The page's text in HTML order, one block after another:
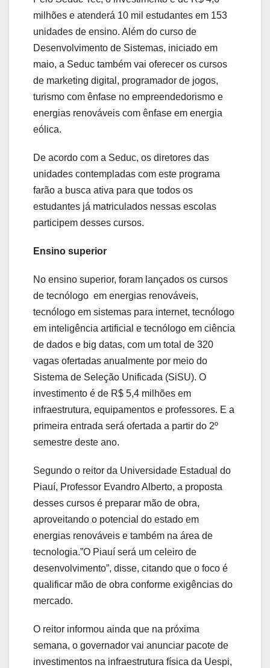
milhões e atenderá 10 mil estudantes em 153
unidades de ensino. Além do curso de
Desenvolvimento de Sistemas, iniciado em
maio, a Seduc também vai oferecer os cursos
de marketing digital, programador de jogos,
turismo com ênfase no empreendedorismo e
energias renováveis com ênfase em energia
eólica.
De acordo com a Seduc, os diretores das
unidades contempladas com este programa
farão a busca ativa para que todos os
estudantes já matriculados nessas escolas
participem desses cursos.
Ensino superior
No ensino superior, foram lançados os cursos
de tecnólogo em energias renováveis,
tecnólogo em sistemas para internet, tecnólogo
em inteligência artificial e tecnólogo em ciência
de dados e big datas, com um total de 320
vagas ofertadas anualmente por meio do
Sistema de Seleção Unificada (SiSU). O
investimento é de R$ 5,4 milhões em
infraestrutura, equipamentos e professores. E a
primeira entrada será ofertada a partir do 2º
semestre deste ano.
Segundo o reitor da Universidade Estadual do
Piauí, Professor Evandro Alberto, a proposta
desses cursos é preparar mão de obra,
aproveitando o potencial do estado em
energias renováveis e também na área de
tecnologia.”O Piauí será um celeiro de
desenvolvimento”, disse, citando que o foco é
qualificar mão de obra conforme exigências do
mercado.
O reitor informou ainda que na próxima
semana, o governador vai anunciar pacote de
investimentos na infraestrutura física da Uespi,